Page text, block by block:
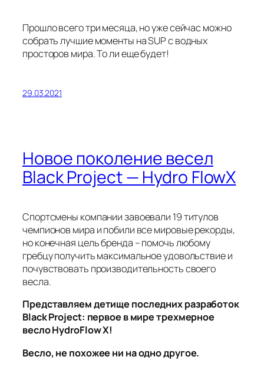
Прошло всего три месяца, но уже сейчас можно
собрать лучшие моменты на SUP с водных
просторов мира. То ли еще будет!
29.03.2021
Новое поколение весел
Black Project — Hydro FlowX
Спортсмены компании завоевали 19 титулов
чемпионов мира и побили все мировые рекорды,
но конечная цель бренда – помочь любому
гребцу получить максимальное удовольствие и
почувствовать производительность своего
весла.
Представляем детище последних разработок
Black Project: первое в мире трехмерное
весло HydroFlow X!
Весло, не похожее ни на одно другое.